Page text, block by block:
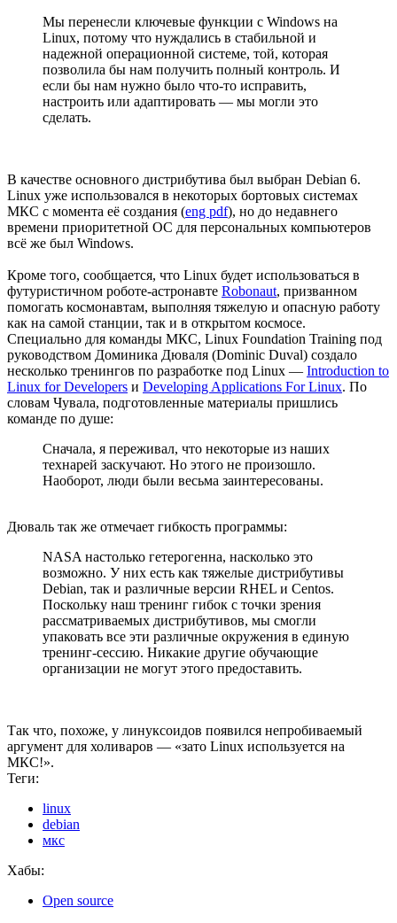
Мы перенесли ключевые функции с Windows на
Linux, потому что нуждались в стабильной и
надежной операционной системе, той, которая
позволила бы нам получить полный контроль. И
если бы нам нужно было что-то исправить,
настроить или адаптировать — мы могли это
сделать.
В качестве основного дистрибутива был выбран Debian 6.
Linux уже использовался в некоторых бортовых системах
МКС с момента её создания (eng pdf), но до недавнего
времени приоритетной ОС для персональных компьютеров
всё же был Windows.
Кроме того, сообщается, что Linux будет использоваться в
футуристичном роботе-астронавте Robonaut, призванном
помогать космонавтам, выполняя тяжелую и опасную работу
как на самой станции, так и в открытом космосе.
Специально для команды МКС, Linux Foundation Training под
руководством Доминика Дюваля (Dominic Duval) создало
несколько тренингов по разработке под Linux — Introduction to
Linux for Developers и Developing Applications For Linux. По
словам Чувала, подготовленные материалы пришлись
команде по душе:
Сначала, я переживал, что некоторые из наших
технарей заскучают. Но этого не произошло.
Наоборот, люди были весьма заинтересованы.
Дюваль так же отмечает гибкость программы:
NASA настолько гетерогенна, насколько это
возможно. У них есть как тяжелые дистрибутивы
Debian, так и различные версии RHEL и Centos.
Поскольку наш тренинг гибок с точки зрения
рассматриваемых дистрибутивов, мы смогли
упаковать все эти различные окружения в единую
тренинг-сессию. Никакие другие обучающие
организации не могут этого предоставить.
Так что, похоже, у линуксоидов появился непробиваемый
аргумент для холиваров — «зато Linux используется на
МКС!».
Теги:
linux
debian
мкс
Хабы:
Open source